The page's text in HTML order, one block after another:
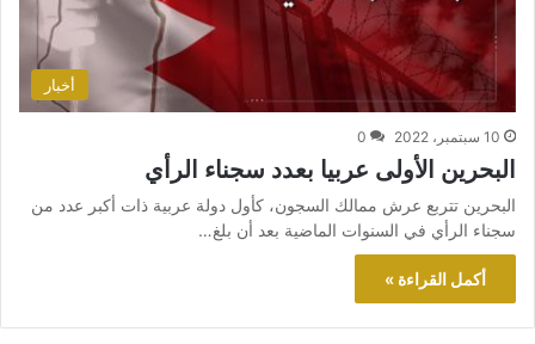
أخبار
10 سبتمبر، 2022 0
البحرين الأولى عربيا بعدد سجناء الرأي
البحرين تتربع عرش ممالك السجون، كأول دولة عربية ذات أكبر عدد من
سجناء الرأي في السنوات الماضية بعد أن بلغ…
أكمل القراءة »